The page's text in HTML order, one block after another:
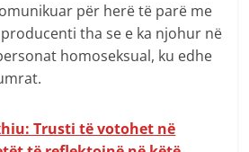
për herë të parë me
tha se e ka njohur në
homoseksual, ku edhe
Trusti të votohet në